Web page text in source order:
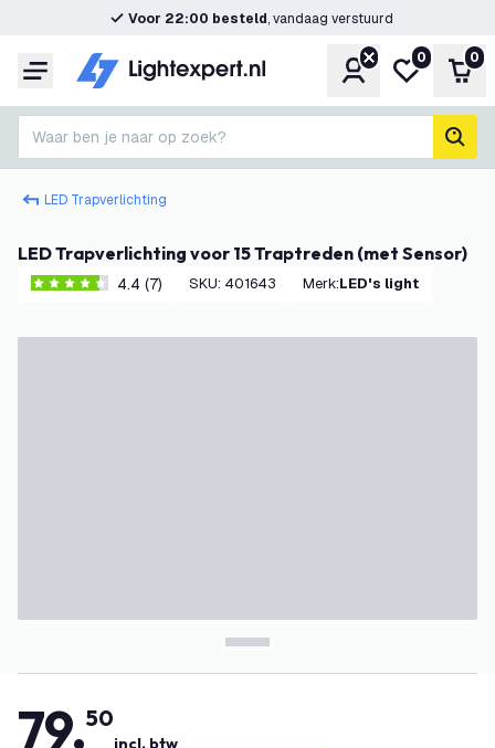
Voor 22:00 besteld, vandaag verstuurd
Menu Account
Mijn
0 0
Waar ben je naar op zoek?
LED Trapverlichting
LED Trapverlichting voor 15 Traptreden (met Sensor)
4.4 score sterren
4.4 (7) SKU: 401643 Merk: LED's light
79,50
incl. btw